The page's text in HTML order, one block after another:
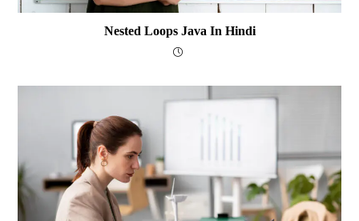
Nested Loops Java In Hindi